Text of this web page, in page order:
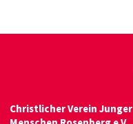
Christlicher Verein Junger